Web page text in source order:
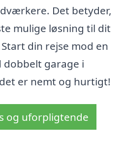
Det betyder,
mulige løsning til dit
din rejse mod en
garage i
er nemt og hurtigt!
og uforpligtende